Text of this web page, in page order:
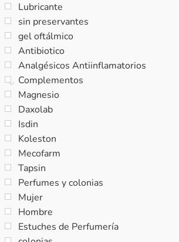
Lubricante
sin preservantes
gel oftálmico
Antibiotico
Analgésicos Antiinflamatorios
Complementos
Magnesio
Daxolab
Isdin
Koleston
Mecofarm
Tapsin
Perfumes y colonias
Mujer
Hombre
Estuches de Perfumería